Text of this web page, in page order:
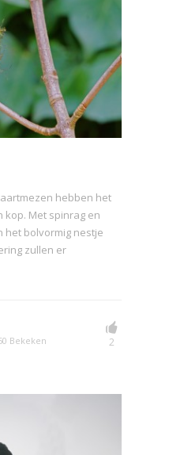
hebben het
Met spinrag en
het bolvormig nestje
zullen er
Bekeken 2